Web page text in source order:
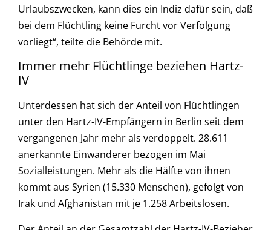
Urlaubszwecken, kann dies ein Indiz dafür sein, daß
bei dem Flüchtling keine Furcht vor Verfolgung
vorliegt“, teilte die Behörde mit.
Immer mehr Flüchtlinge beziehen Hartz-
IV
Unterdessen hat sich der Anteil von Flüchtlingen
unter den Hartz-IV-Empfängern in Berlin seit dem
vergangenen Jahr mehr als verdoppelt. 28.611
anerkannte Einwanderer bezogen im Mai
Sozialleistungen. Mehr als die Hälfte von ihnen
kommt aus Syrien (15.330 Menschen), gefolgt von
Irak und Afghanistan mit je 1.258 Arbeitslosen.